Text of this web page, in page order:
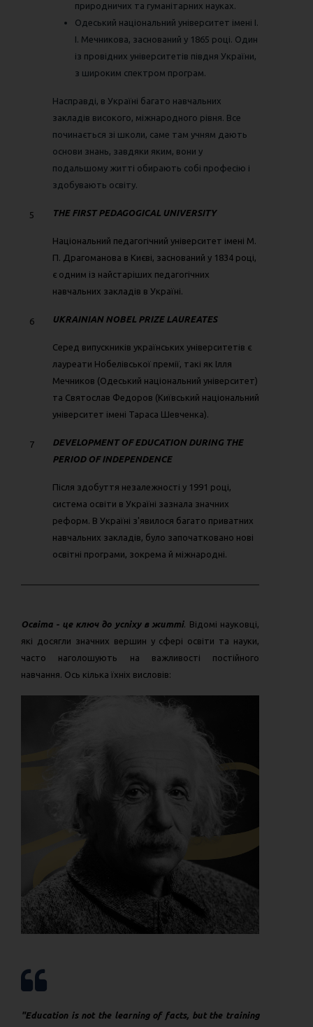
природничих та гуманітарних науках.
Одеський національний університет імені І.
І. Мечникова, заснований у 1865 році. Один
із провідних університетів півдня України,
з широким спектром програм.
Насправді, в Україні багато навчальних
закладів високого, міжнародного рівня. Все
починається зі школи, саме там учням дають
основи знань, завдяки яким, вони у
подальшому житті обирають собі професію і
здобувають освіту.
5 THE FIRST PEDAGOGICAL UNIVERSITY
Національний педагогічний університет імені М.
П. Драгоманова в Києві, заснований у 1834 році,
є одним із найстаріших педагогічних
навчальних закладів в Україні.
6 UKRAINIAN NOBEL PRIZE LAUREATES
Серед випускників українських університетів є
лауреати Нобелівської премії, такі як Ілля
Мечников (Одеський національний університет)
та Святослав Федоров (Київський національний
університет імені Тараса Шевченка).
7
DEVELOPMENT OF EDUCATION DURING THE
PERIOD OF INDEPENDENCE
Після здобуття незалежності у 1991 році,
система освіти в Україні зазнала значних
реформ. В Україні з'явилося багато приватних
навчальних закладів, було започатковано нові
освітні програми, зокрема й міжнародні.
Освіта - це ключ до успіху в житті. Відомі науковці,
які досягли значних вершин у сфері освіти та науки,
часто наголошують на важливості постійного
навчання. Ось кілька їхніх висловів:
"Education is not the learning of facts, but the training